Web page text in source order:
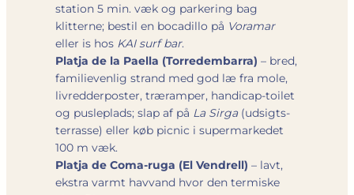
station 5 min. væk og parkering bag
klitterne; bestil en bocadillo på Voramar
eller is hos KAI surf bar.
Platja de la Paella (Torredembarra) – bred,
familievenlig strand med god læ fra mole,
livredderposter, træramper, handicap-toilet
og pusleplads; slap af på La Sirga(udsigts­
terrasse) eller køb picnic i supermarkedet
100 m væk.
Platja de Coma-ruga (El Vendrell) – lavt,
ekstra varmt havvand hvor den termiske